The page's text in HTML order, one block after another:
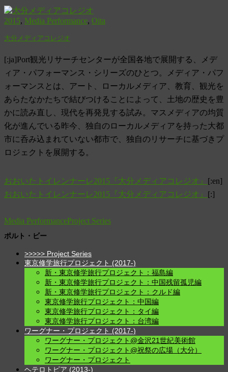
2015, Media Performance, Oita
大分メディアコレジオ
[:ja]Port観光リサーチセンターが全国各地で展開する、メデ
ィア・パフォーマンス・シリーズのひとつ。メディア・パフ
ォーマンスとは、アート、ローカルメディア、教育、観光を
あらたなかたちで結びつけることによって、土地の歴史を豊
かに読み直し、現代を再発見する試み。マスメディアの均質
化が進んでいる昨今、独自のローカルメディアを持った大都
市に呑み込まれていない都市で、独自のリサーチに基づきプ
ロジェクトを展開する。
おおいたトイレンナーレ2015『大分メディアコレジオ』 [:en]
おおいたトイレンナーレ2015『大分メディアコレジオ』 [:]
Media PerformanceProject Series
ポルト・ビー
>>>>> Project Series
東京修学旅行プロジェクト (2017-)
新・東京修学旅行プロジェクト：福島編
新・東京修学旅行プロジェクト：中国残留孤児編
新・東京修学旅行プロジェクト：クルド編
東京修学旅行プロジェクト：中国編
東京修学旅行プロジェクト：タイ編
東京修学旅行プロジェクト：台湾編
ワーグナー・プロジェクト (2017-)
ワーグナー・プロジェクト@金沢21世紀美術館
ワーグナー・プロジェクト@祝祭の広場（大分）
ワーグナー・プロジェクト
ヘテロトピア (2013-)